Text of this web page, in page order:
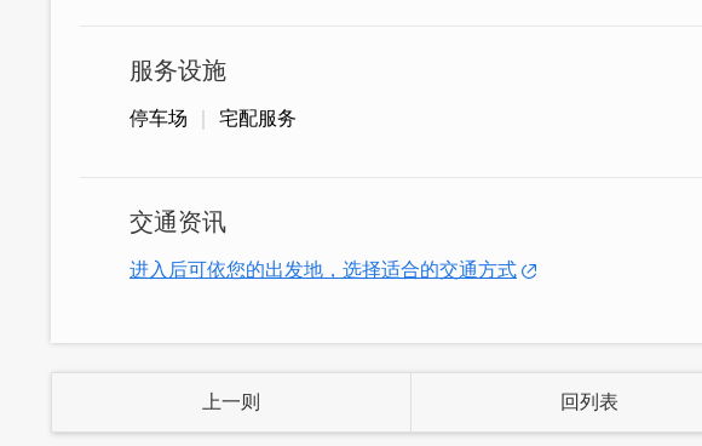
延续古法坚持手工制作，让在地独特的饮食文化世代飘香。
服务设施
停车场 宅配服务
交通资讯
进入后可依您的出发地，选择适合的交通方式
上一则 回列表